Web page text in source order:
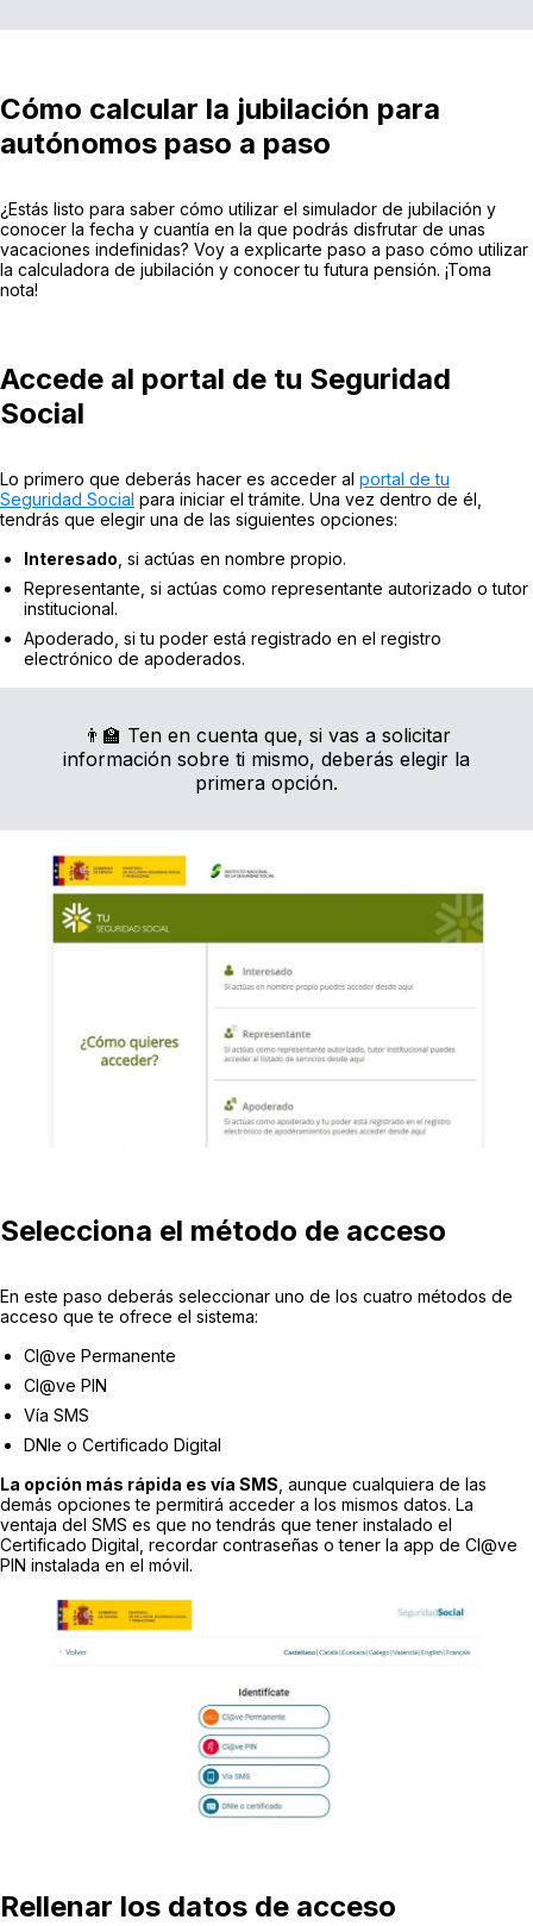
Cómo calcular la jubilación para
autónomos paso a paso
¿Estás listo para saber cómo utilizar el simulador de jubilación y
conocer la fecha y cuantía en la que podrás disfrutar de unas
vacaciones indefinidas? Voy a explicarte paso a paso cómo utilizar
la calculadora de jubilación y conocer tu futura pensión. ¡Toma
nota!
Accede al portal de tu Seguridad
Social
Lo primero que deberás hacer es acceder al portal de tu
Seguridad Social para iniciar el trámite. Una vez dentro de él,
tendrás que elegir una de las siguientes opciones:
Interesado , si actúas en nombre propio.
Representante, si actúas como representante autorizado o tutor
institucional.
Apoderado, si tu poder está registrado en el registro
electrónico de apoderados.
👨‍🏫 Ten en cuenta que, si vas a solicitar
información sobre ti mismo, deberás elegir la
primera opción.
Selecciona el método de acceso
En este paso deberás seleccionar uno de los cuatro métodos de
acceso que te ofrece el sistema:
Cl@ve Permanente
Cl@ve PIN
Vía SMS
DNIe o Certificado Digital
La opción más rápida es vía SMS, aunque cualquiera de las
demás opciones te permitirá acceder a los mismos datos. La
ventaja del SMS es que no tendrás que tener instalado el
Certificado Digital, recordar contraseñas o tener la app de Cl@ve
PIN instalada en el móvil.
Rellenar los datos de acceso